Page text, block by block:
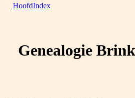
HoofdIndex
Genealogie